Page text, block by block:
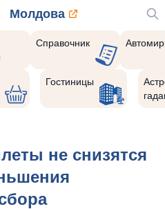
Молдова
Справочник Автомир
Гостиницы
не снизятся